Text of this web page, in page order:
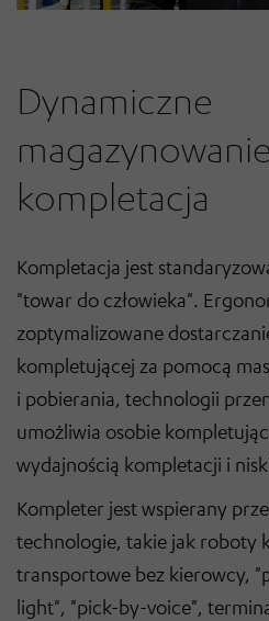
Dynamiczne
kompletacja
Kompletacja jest
"towar do człowieka".
zoptymalizowane
kompletującej za pomocą
i pobierania, technologii
umożliwia osobie
wydajnością kompletacji i
Kompleter jest wspierany
technologie, takie jak roboty
transportowe bez kierowcy,
light", "pick-by-voice",